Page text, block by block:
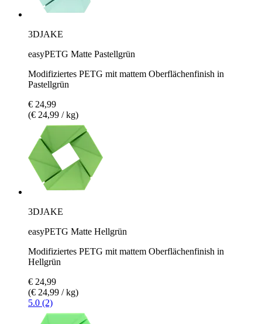
3DJAKE
easyPETG Matte Pastellgrün
Modifiziertes PETG mit mattem Oberflächenfinish in
Pastellgrün
€ 24,99
(€ 24,99 / kg)
3DJAKE
easyPETG Matte Hellgrün
Modifiziertes PETG mit mattem Oberflächenfinish in
Hellgrün
€ 24,99
(€ 24,99 / kg)
5.0 (2)